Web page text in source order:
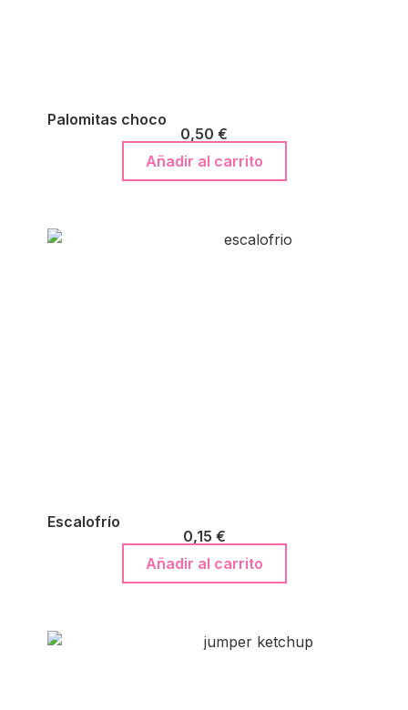
Palomitas choco
0,50 €
Añadir al carrito
Escalofrío
0,15 €
Añadir al carrito